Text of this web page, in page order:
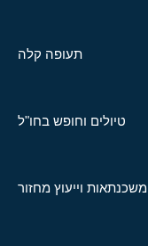
תעופה קלה
טיולים וחופש בחו"ל
משכנתאות וייעוץ מחזור